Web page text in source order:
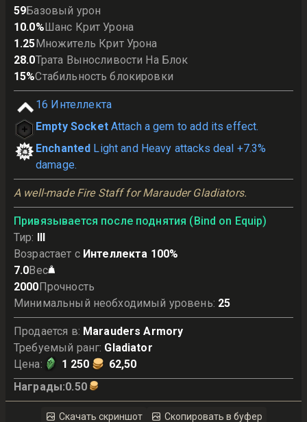
59Базовый урон
10.0%Шанс Крит Урона
1.25Множитель Крит Урона
28.0Трата Выносливости На Блок
15%Стабильность блокировки
16 Интеллекта
Empty Socket Attach a gem to add its effect.
Enchanted Light and Heavy attacks deal +7.3%
damage.
A well-made Fire Staff for Marauder Gladiators.
Привязывается после поднятия (Bind on Equip)
Тир: III
Возрастает с Интеллекта 100%
7.0Вес
2000Прочность
Минимальный необходимый уровень: 25
Продается в: Marauders Armory
Требуемый ранг: Gladiator
Цена: 1 250
62,50
Награды:0.50
Скачать скриншот Скопировать в буфер